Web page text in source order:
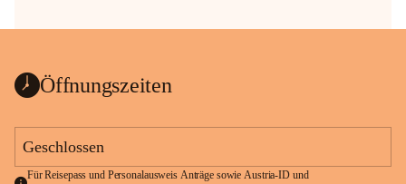
Öffnungszeiten
Geschlossen
Für Reisepass und Personalausweis Anträge sowie Austria-ID und